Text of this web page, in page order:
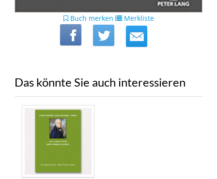
Buch merken Merkliste
Das könnte Sie auch interessieren